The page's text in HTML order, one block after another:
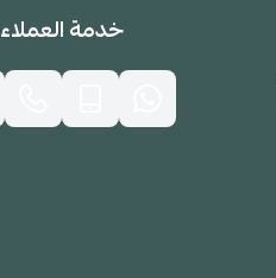
خدمة العملاء